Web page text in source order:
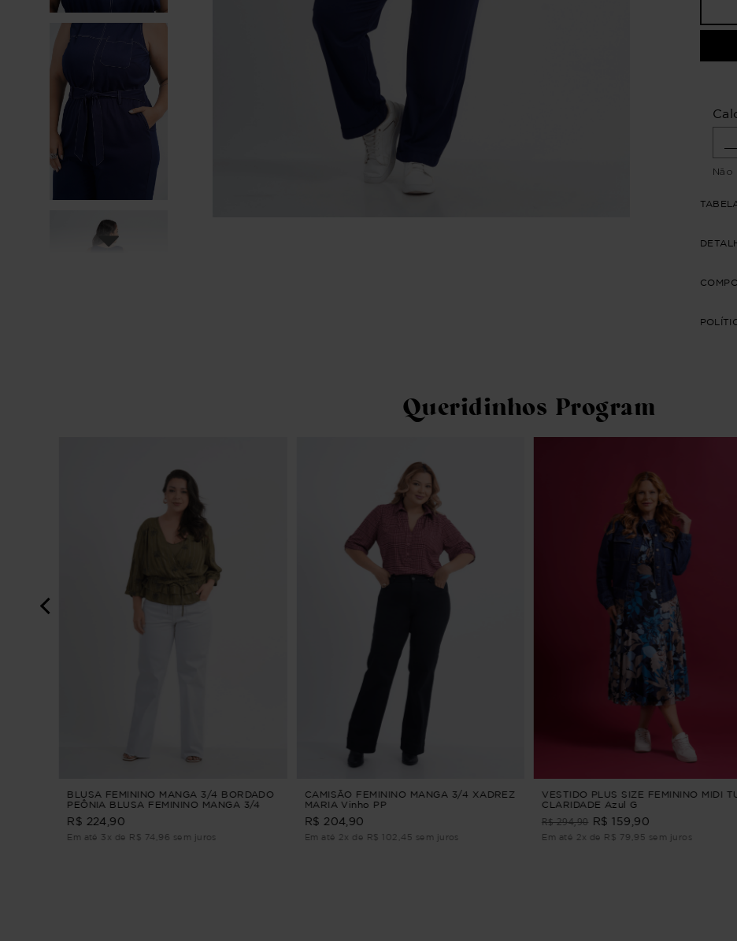
Não
Queridinhos Program
BLUSA FEMININO MANGA 3/4 BORDADO
PEÔNIA BLUSA FEMININO MANGA 3/4
BORDADO Verde P
R$ 224,90
Em até 3x de R$ 74,96 sem juros
CAMISÃO FEMININO MANGA 3/4 XADREZ
MARIA Vinho PP
R$ 204,90
Em até 2x de R$ 102,45 sem juros
VESTIDO PLUS SIZE FEMININO MIDI
CLARIDADE Azul G
R$ 294,90 R$ 159,90
Em até 2x de R$ 79,95 sem juros